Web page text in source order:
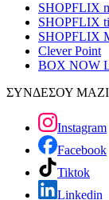
SHOPFLIX
SHOPFLIX
Clever Point
BOX NOW
ΣΥΝΔΕΣΟΥ
Instagram
Facebook
Tiktok
Linkedin